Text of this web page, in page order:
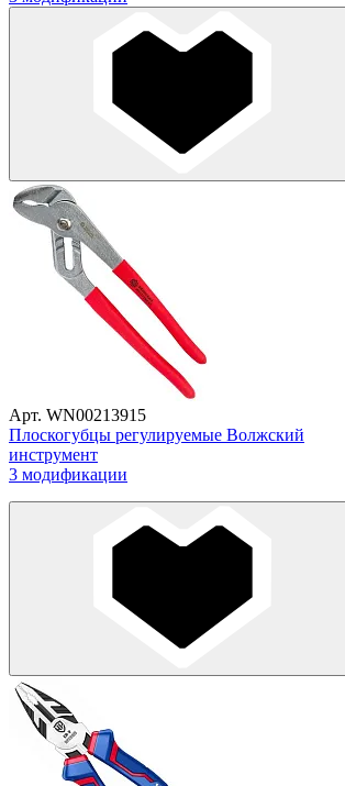
Арт. WN00213915
Плоскогубцы регулируемые Волжский
инструмент
3 модификации